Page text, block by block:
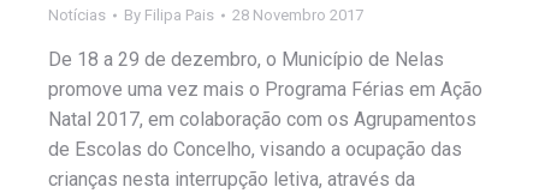
Notícias By Filipa Pais 28 Novembro 2017
De 18 a 29 de dezembro, o Município de Nelas
promove uma vez mais o Programa Férias em Ação
Natal 2017, em colaboração com os Agrupamentos
de Escolas do Concelho, visando a ocupação das
crianças nesta interrupção letiva, através da